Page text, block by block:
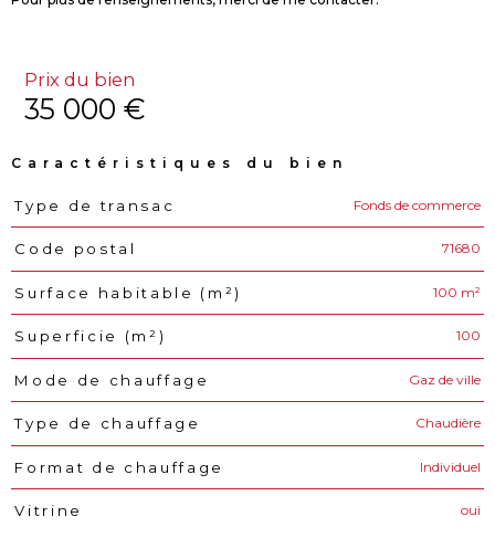
Prix du bien
35 000 €
Caractéristiques du bien
Caractéristiques Valeurs
Type de transac Fonds de commerce
Code postal 71680
Surface habitable (m²) 100 m²
Superficie (m²) 100
Mode de chauffage Gaz de ville
Type de chauffage Chaudière
Format de chauffage Individuel
Vitrine oui